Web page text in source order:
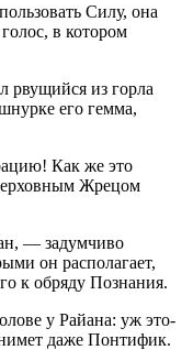
Силу, она
в котором
рвущийся из горла
его гемма,
Как же это
Жрецом
— задумчиво
он располагает,
к обряду Познания.
у Райана: уж это-
даже Понтифик.